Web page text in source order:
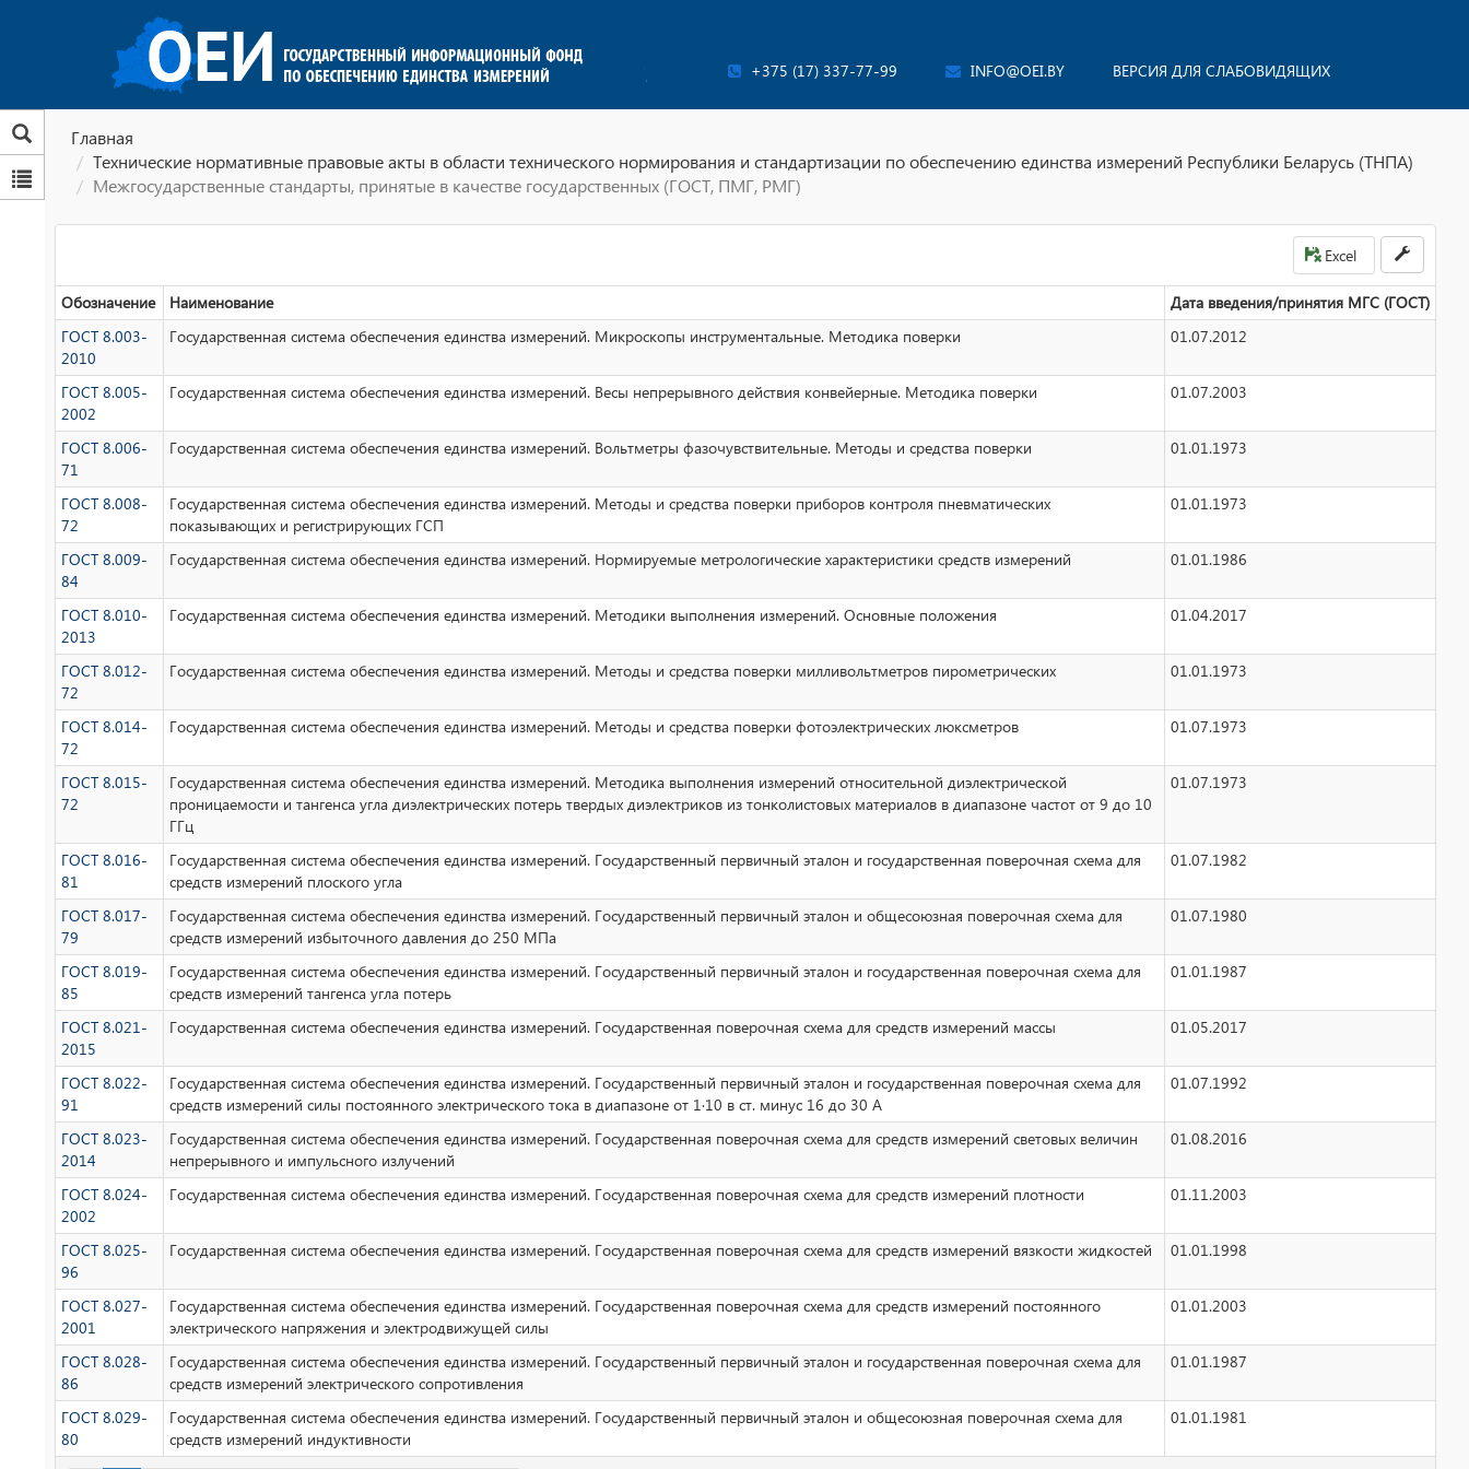
+375 (17) 337-77-99 INFO@OEI.BY ВЕРСИЯ ДЛЯ СЛАБОВИДЯЩИХ
Главная
Технические нормативные правовые акты в области технического нормирования и стандартизации по обеспечению единства измерений Республики Беларусь (ТНПА)
Межгосударственные стандарты, принятые в качестве государственных (ГОСТ, ПМГ, РМГ)
Excel
Обозначение Наименование
Дата введения/принятия МГС (ГОСТ)
ГОСТ 8.003-
2010
Государственная система обеспечения единства измерений. Микроскопы инструментальные. Методика поверки 01.07.2012
ГОСТ 8.005-
2002
Государственная система обеспечения единства измерений. Весы непрерывного действия конвейерные. Методика поверки 01.07.2003
ГОСТ 8.006-
71
Государственная система обеспечения единства измерений. Вольтметры фазочувствительные. Методы и средства поверки 01.01.1973
ГОСТ 8.008-
72
Государственная система обеспечения единства измерений. Методы и средства поверки приборов контроля пневматических
показывающих и регистрирующих ГСП
01.01.1973
ГОСТ 8.009-
84
Государственная система обеспечения единства измерений. Нормируемые метрологические характеристики средств измерений 01.01.1986
ГОСТ 8.010-
2013
Государственная система обеспечения единства измерений. Методики выполнения измерений. Основные положения 01.04.2017
ГОСТ 8.012-
72
Государственная система обеспечения единства измерений. Методы и средства поверки милливольтметров пирометрических 01.01.1973
ГОСТ 8.014-
72
Государственная система обеспечения единства измерений. Методы и средства поверки фотоэлектрических люксметров 01.07.1973
ГОСТ 8.015-
72
Государственная система обеспечения единства измерений. Методика выполнения измерений относительной диэлектрической
проницаемости и тангенса угла диэлектрических потерь твердых диэлектриков из тонколистовых материалов в диапазоне частот от 9 до 10
ГГц
01.07.1973
ГОСТ 8.016-
81
Государственная система обеспечения единства измерений. Государственный первичный эталон и государственная поверочная схема для
средств измерений плоского угла
01.07.1982
ГОСТ 8.017-
79
Государственная система обеспечения единства измерений. Государственный первичный эталон и общесоюзная поверочная схема для
средств измерений избыточного давления до 250 МПа
01.07.1980
ГОСТ 8.019-
85
Государственная система обеспечения единства измерений. Государственный первичный эталон и государственная поверочная схема для
средств измерений тангенса угла потерь
01.01.1987
ГОСТ 8.021-
2015
Государственная система обеспечения единства измерений. Государственная поверочная схема для средств измерений массы 01.05.2017
ГОСТ 8.022-
91
Государственная система обеспечения единства измерений. Государственный первичный эталон и государственная поверочная схема для
средств измерений силы постоянного электрического тока в диапазоне от 1·10 в ст. минус 16 до 30 А
01.07.1992
ГОСТ 8.023-
2014
Государственная система обеспечения единства измерений. Государственная поверочная схема для средств измерений световых величин
непрерывного и импульсного излучений
01.08.2016
ГОСТ 8.024-
2002
Государственная система обеспечения единства измерений. Государственная поверочная схема для средств измерений плотности 01.11.2003
ГОСТ 8.025-
96
Государственная система обеспечения единства измерений. Государственная поверочная схема для средств измерений вязкости жидкостей 01.01.1998
ГОСТ 8.027-
2001
Государственная система обеспечения единства измерений. Государственная поверочная схема для средств измерений постоянного
электрического напряжения и электродвижущей силы
01.01.2003
ГОСТ 8.028-
86
Государственная система обеспечения единства измерений. Государственный первичный эталон и государственная поверочная схема для
средств измерений электрического сопротивления
01.01.1987
ГОСТ 8.029-
80
Государственная система обеспечения единства измерений. Государственный первичный эталон и общесоюзная поверочная схема для
средств измерений индуктивности
01.01.1981